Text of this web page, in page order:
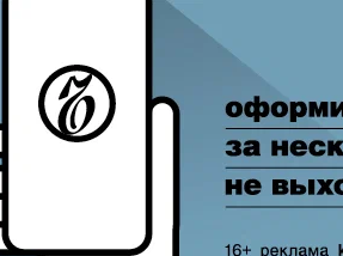
«Ъ» www.kommersant.ru/ad